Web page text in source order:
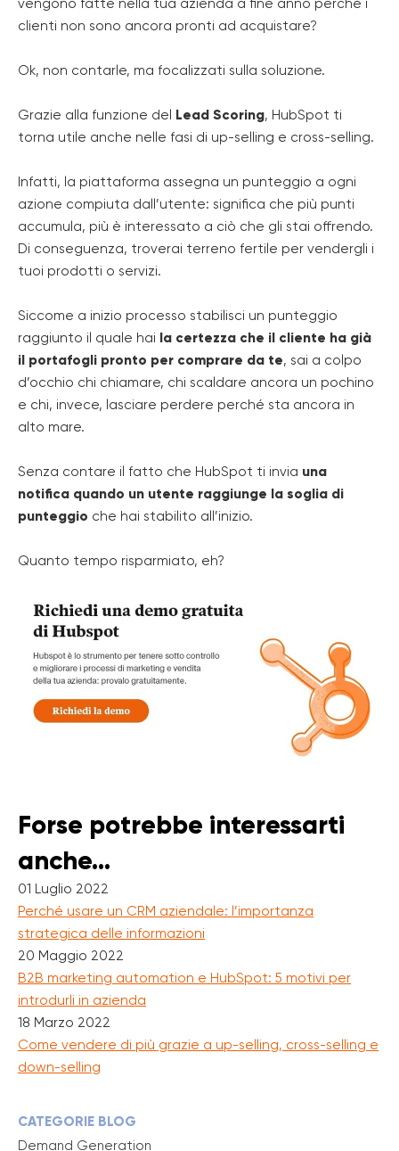
CATEGORIE BLOG
Demand Generation
vengono fatte nella tua azienda a fine anno perché i
clienti non sono ancora pronti ad acquistare?
Ok, non contarle, ma focalizzati sulla soluzione.
Grazie alla funzione del Lead Scoring, HubSpot ti
torna utile anche nelle fasi di up-selling e cross-selling.
Infatti, la piattaforma assegna un punteggio a ogni
azione compiuta dall’utente: significa che più punti
accumula, più è interessato a ciò che gli stai offrendo.
Di conseguenza, troverai terreno fertile per vendergli i
tuoi prodotti o servizi.
Siccome a inizio processo stabilisci un punteggio
raggiunto il quale hai la certezza che il cliente ha già
il portafogli pronto per comprare da te, sai a colpo
d’occhio chi chiamare, chi scaldare ancora un pochino
e chi, invece, lasciare perdere perché sta ancora in
alto mare.
Senza contare il fatto che HubSpot ti invia una
notifica quando un utente raggiunge la soglia di
punteggio che hai stabilito all’inizio.
Quanto tempo risparmiato, eh?
Forse potrebbe interessarti
anche...
01 Luglio 2022
Perché usare un CRM aziendale: l’importanza
strategica delle informazioni
20 Maggio 2022
B2B marketing automation e HubSpot: 5 motivi per
introdurli in azienda
18 Marzo 2022
Come vendere di più grazie a up-selling, cross-selling e
down-selling